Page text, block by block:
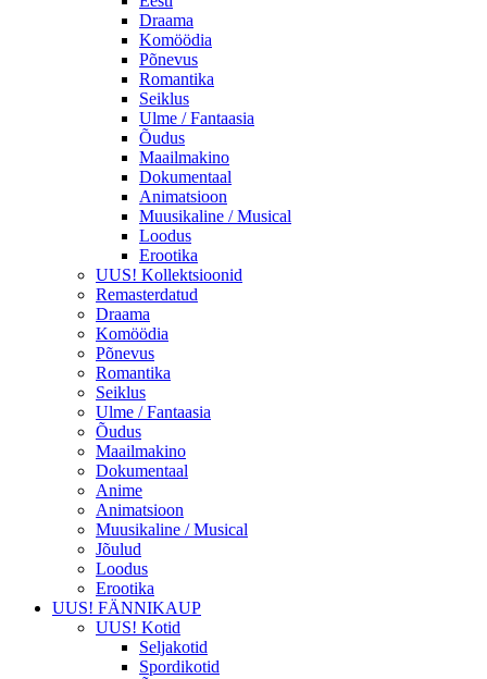
Draama
Komöödia
Põnevus
Romantika
Seiklus
Ulme / Fantaasia
Õudus
Maailmakino
Dokumentaal
Animatsioon
Muusikaline / Musical
Loodus
Erootika
UUS! Kollektsioonid
Remasterdatud
Draama
Komöödia
Põnevus
Romantika
Seiklus
Ulme / Fantaasia
Õudus
Maailmakino
Dokumentaal
Anime
Animatsioon
Muusikaline / Musical
Jõulud
Loodus
Erootika
UUS! FÄNNIKAUP
UUS! Kotid
Seljakotid
Spordikotid